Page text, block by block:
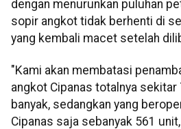
dengan menurunkan puluhan
sopir angkot tidak berhenti di
yang kembali macet setelah
"Kami akan membatasi
angkot Cipanas totalnya
banyak, sedangkan yang
Cipanas saja sebanyak 561